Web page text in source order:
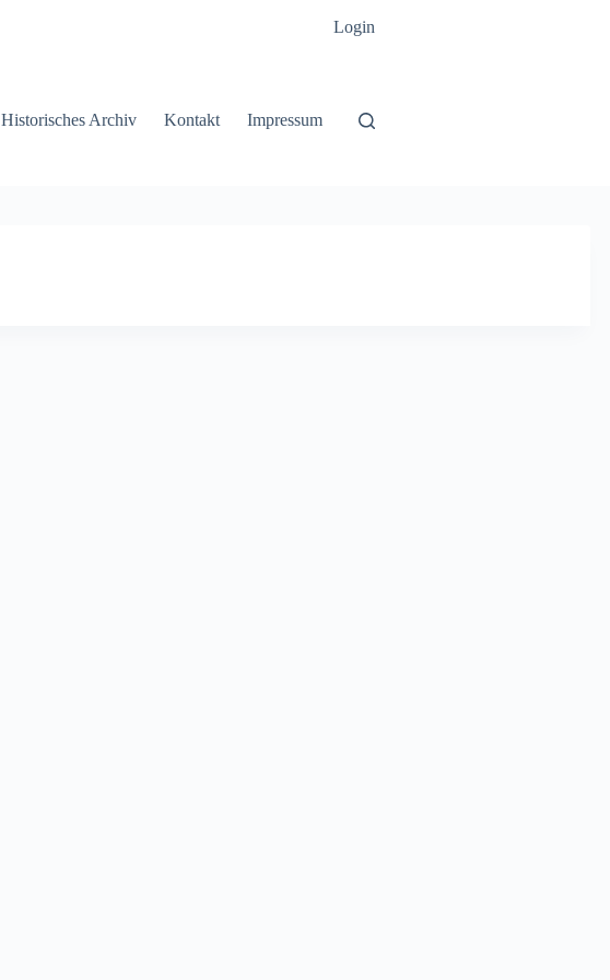
Login
Historisches Archiv Kontakt Impressum